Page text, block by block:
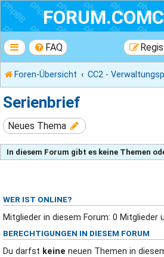
FAQ
Foren-Übersicht CC2 -
Serienbrief
Neues Thema
In diesem Forum gibt es keine Themen
WER IST ONLINE?
Mitglieder in diesem Forum: 0 Mitglieder
BERECHTIGUNGEN IN DIESEM FORUM
Du darfst keine neuen Themen in